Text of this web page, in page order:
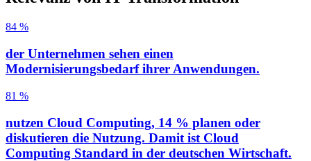
84 %
der Unternehmen sehen einen
Modernisierungsbedarf ihrer Anwendungen.
81 %
nutzen Cloud Computing, 14 % planen oder
diskutieren die Nutzung. Damit ist Cloud
Computing Standard in der deutschen Wirtschaft.